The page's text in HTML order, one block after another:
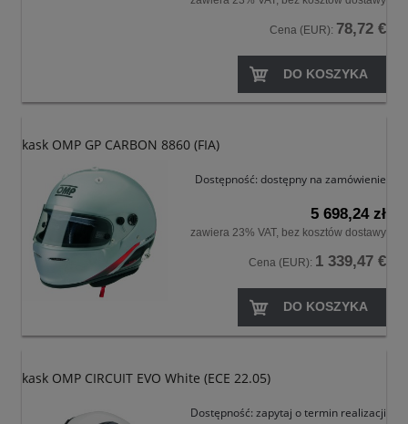
Cena (EUR): 78,72 €
DO KOSZYKA
kask OMP GP CARBON 8860 (FIA)
Dostępność: dostępny na zamówienie
5 698,24 zł
zawiera 23% VAT, bez kosztów dostawy
Cena (EUR): 1 339,47 €
DO KOSZYKA
kask OMP CIRCUIT EVO White (ECE 22.05)
Dostępność: zapytaj o termin realizacji